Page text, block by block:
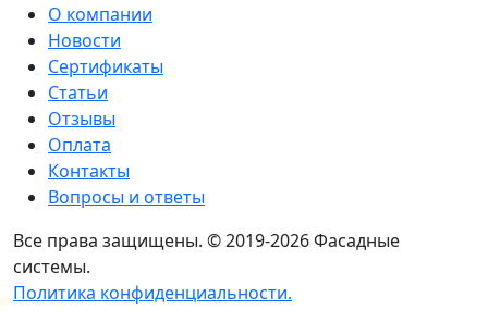
О компании
Новости
Сертификаты
Статьи
Отзывы
Оплата
Контакты
Вопросы и ответы
Все права защищены. © 2019-2026 Фасадные
системы.
Политика конфиденциальности.